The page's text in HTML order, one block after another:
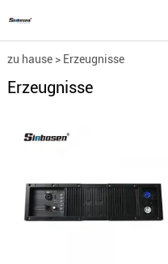
zu hause> Erzeugnisse
Erzeugnisse